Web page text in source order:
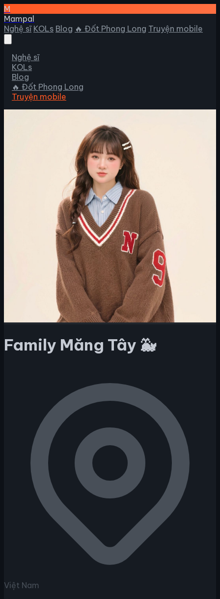
M
Mampal
Nghệ sĩ KOLs Blog 🔥 Đốt Phong Long Truyện mobile
Nghệ sĩ
KOLs
Blog
🔥 Đốt Phong Long
Truyện mobile
Family Măng Tây 🐳
Việt Nam